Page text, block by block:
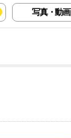
写真・動画